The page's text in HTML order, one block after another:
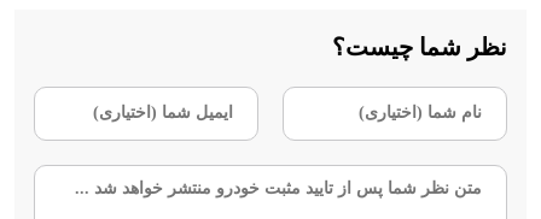
نظر شما چیست؟